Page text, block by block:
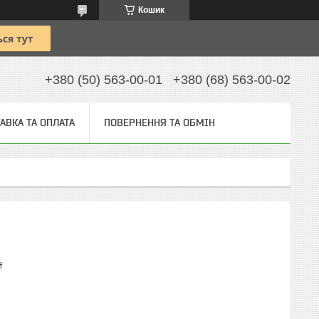
Кошик
+380 (50) 563-00-01 +380 (68) 563-00-02
ТА ОПЛАТА ПОВЕРНЕННЯ ТА ОБМІН